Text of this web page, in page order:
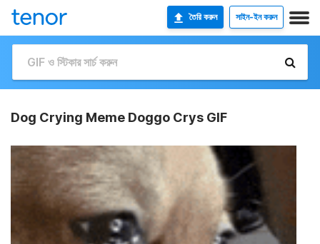
তৈরি করুন সাইন-ইন করুন
Dog Crying Meme Doggo Crys GIF